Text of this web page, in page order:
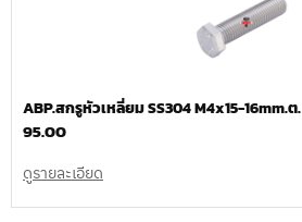
ABP.สกรูหัวเหลี่ยม SS304 M4x15-16mm.ต.
95.00
ดูรายละเอียด